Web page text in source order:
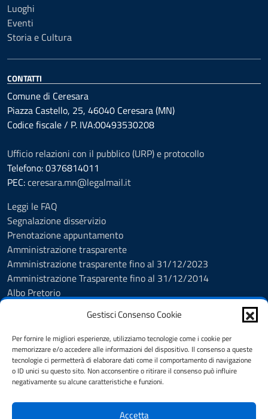
Gestisci Consenso Cookie
Per fornire le migliori esperienze, utilizziamo tecnologie come i cookie per
memorizzare e/o accedere alle informazioni del dispositivo. Il consenso a queste
tecnologie ci permetterà di elaborare dati come il comportamento di navigazione
o ID unici su questo sito. Non acconsentire o ritirare il consenso può influire
negativamente su alcune caratteristiche e funzioni.
Accetta
Luoghi
Eventi
Storia e Cultura
CONTATTI
Comune di Ceresara
Piazza Castello, 25, 46040 Ceresara (MN)
Codice fiscale / P. IVA:00493530208
Ufficio relazioni con il pubblico (URP) e protocollo
Telefono: 0376814011
PEC:ceresara.mn@legalmail.it
Leggi le FAQ
Segnalazione disservizio
Prenotazione appuntamento
Amministrazione trasparente
Amministrazione trasparente fino al 31/12/2023
Amministrazione Trasparente fino al 31/12/2014
Albo Pretorio
Dichiarazione di accessibilità
Obiettivi di accessibilità
Note legali
Feedback Accessibilità